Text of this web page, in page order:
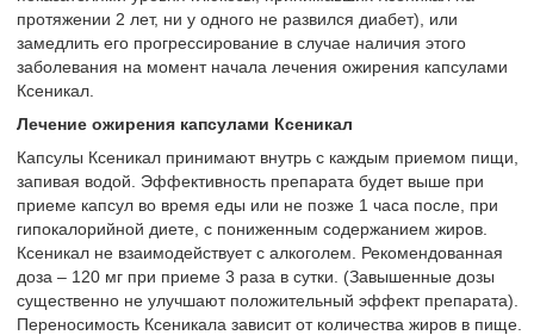
протяжении 2 лет, ни у одного не развился диабет), или
замедлить его прогрессирование в случае наличия этого
заболевания на момент начала лечения ожирения капсулами
Ксеникал.
Лечение ожирения капсулами Ксеникал
Капсулы Ксеникал принимают внутрь с каждым приемом пищи,
запивая водой. Эффективность препарата будет выше при
приеме капсул во время еды или не позже 1 часа после, при
гипокалорийной диете, с пониженным содержанием жиров.
Ксеникал не взаимодействует с алкоголем. Рекомендованная
доза – 120 мг при приеме 3 раза в сутки. (Завышенные дозы
существенно не улучшают положительный эффект препарата).
Переносимость Ксеникала зависит от количества жиров в пище.